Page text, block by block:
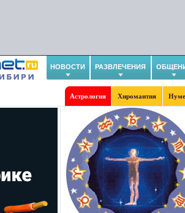
НОВОСТИ РАЗВЛЕЧЕНИЯ
Астрология Хиромантия